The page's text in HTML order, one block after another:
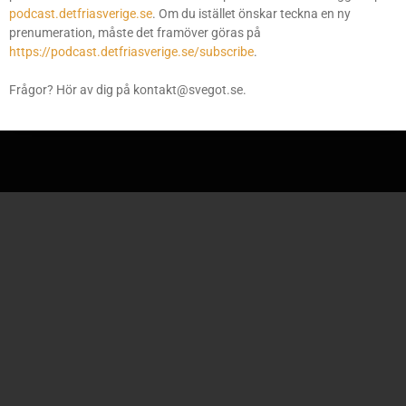
Svegot var en plattform för podcasts. I dag publiceras alla
podcasts på podcast.detfriasverige.se
prenumeration via svegot.se sedan tidigare kan fortfarande
podcast.detfriasverige.se. Om du istället önskar teckna en ny
prenumeration, måste det framöver göras på
https://podcast.detfriasverige.se/subscribe.
Frågor? Hör av dig på kontakt@svegot.se.